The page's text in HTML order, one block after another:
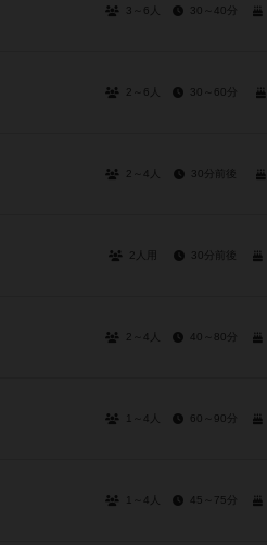
3～6人 30～40分
2～6人 30～60分
2～4人 30分前後
2人用 30分前後
2～4人 40～80分
1～4人 60～90分
1～4人 45～75分